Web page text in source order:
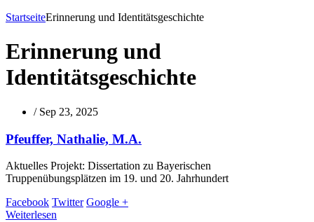
StartseiteErinnerung und Identitätsgeschichte
Erinnerung und
Identitätsgeschichte
/ Sep 23, 2025
Pfeuffer, Nathalie, M.A.
Aktuelles Projekt: Dissertation zu Bayerischen
Truppenübungsplätzen im 19. und 20. Jahrhundert
Facebook Twitter Google +
Weiterlesen